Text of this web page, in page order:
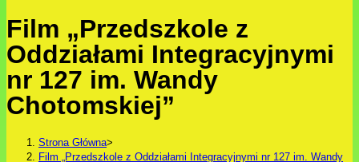
Film „Przedszkole z
Oddziałami Integracyjnymi
nr 127 im. Wandy
Chotomskiej”
Strona Główna>
Film „Przedszkole z Oddziałami Integracyjnymi nr 127 im. Wandy